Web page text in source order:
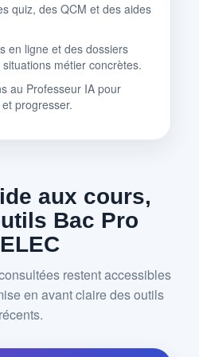
quiz, des QCM et des aides
en ligne et des dossiers
métier concrètes.
au Professeur IA pour
progresser.
aux cours,
Bac Pro
restent accessibles
en avant claire des outils
récents.